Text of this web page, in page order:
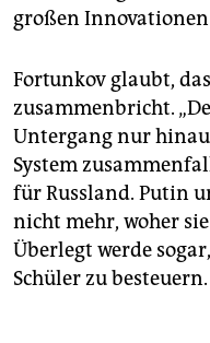
großen
Fortunkov glaubt,
zusammenbricht.
Untergang nur
System
für Russland. Putin
nicht mehr, woher
Überlegt werde
Schüler zu besteuern.